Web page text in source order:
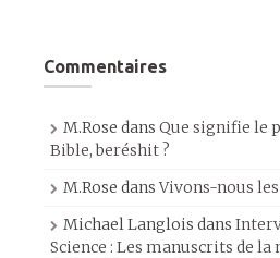
Commentaires
M.Rose dans Que signifie le
Bible, beréshit ?
M.Rose dansVivons-nous
Michael Langlois dans
Science : Les manuscrits de